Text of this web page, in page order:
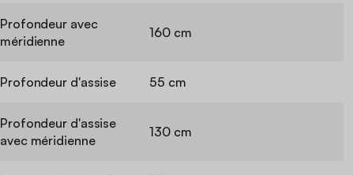
Profondeur avec
méridienne
160 cm
Profondeur d'assise 55 cm
Profondeur d'assise
avec méridienne
130 cm